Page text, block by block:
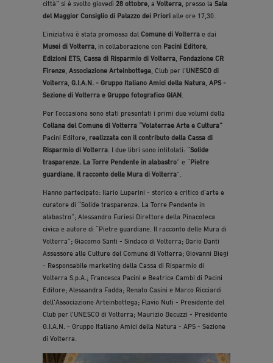
città” si è svolto giovedì 28 ottobre , a Volterra , presso la Sala
del Maggior Consiglio di Palazzo dei Priorialle ore 17,30.
L’iniziativa è stata promossa dal Comune di Volterrae dai
Musei di Volterra , in collaborazione con Pacini Editore
Edizioni ETS, Cassa di Risparmio di Volterra Fondazione CR
Firenze Associazione Arteinbottega , Club per l'UNESCO di
Volterra G.I.A.N. - Gruppo Italiano Amici della Natura APS -
Sezione di Volterra e Gruppo fotografico GIAN
Per l’occasione sono stati presentati i primi due volumi della
Collana del Comune di Volterra “Volaterrae Arte e Cultura”
Pacini Editore, realizzata con il contributo della Cassa di
Risparmio di Volterra . I due libri sono intitolati: “Solide
trasparenze. La Torre Pendente in alabastro” e “Pietre
guardiane. Il racconto delle Mura di Volterra”.
Hanno partecipato: Ilario Luperini - storico e critico d'arte e
curatore di “Solide trasparenze. La Torre Pendente in
alabastro”; Alessandro Furiesi Direttore della Pinacoteca
civica e autore di “Pietre guardiane. Il racconto delle Mura di
Volterra”; Giacomo Santi - Sindaco di Volterra; Dario Danti
Assessore alle Culture del Comune di Volterra; Giovanni Biegi
- Responsabile marketing della Cassa di Risparmio di
Volterra S.p.A.; Francesca Pacini e Beatrice Cambi di Pacini
Editore; Alessandra Fadda; Renato Casini e Marco Ricciardi
dell'Associazione Arteinbottega; Flavio Nuti - Presidente del
Club per l'UNESCO di Volterra; Maurizio Becuzzi - Presidente
G.I.A.N. - Gruppo Italiano Amici della Natura - APS - Sezione
di Volterra.